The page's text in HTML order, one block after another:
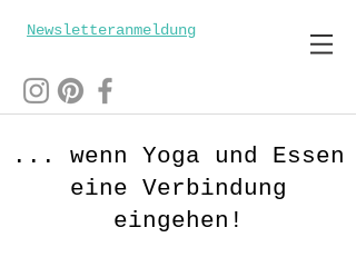
Newsletteranmeldung
... wenn Yoga und Essen
eine Verbindung
eingehen!